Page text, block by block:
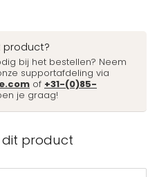
product?
bij het bestellen? Neem
supportafdeling via
of +31-(0)85-
je graag!
dit product